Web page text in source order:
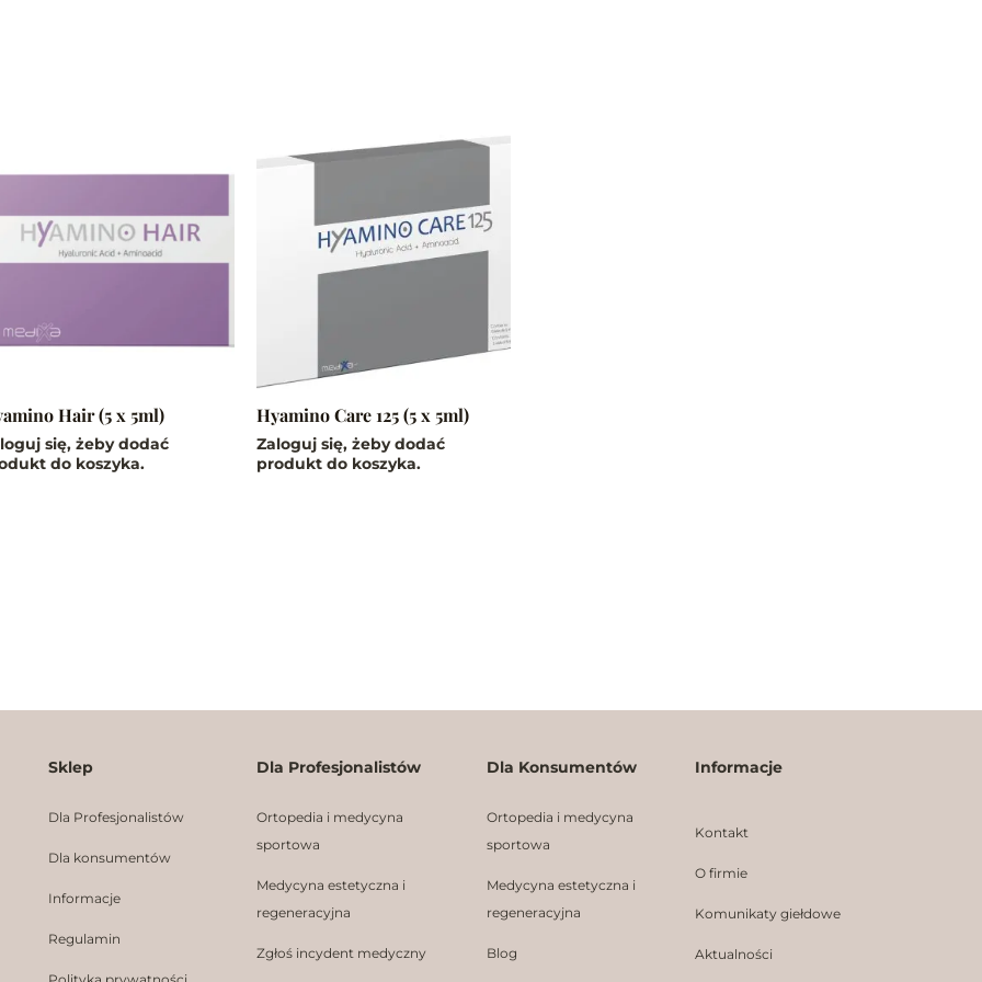
Hair (5 x 5ml)
się, żeby dodać
do koszyka.
Hyamino Care 125 (5 x 5ml)
Zaloguj się, żeby dodać
produkt do koszyka.
Sklep
Dla Profesjonalistów
Dla konsumentów
Informacje
Regulamin
Dla Profesjonalistów
Ortopedia i medycyna
sportowa
Medycyna estetyczna i
regeneracyjna
Zgłoś incydent medyczny
Dla Konsumentów
Ortopedia i medycyna
sportowa
Medycyna estetyczna i
regeneracyjna
Blog
Informacje
Kontakt
O firmie
Komunikaty giełdowe
Aktualności